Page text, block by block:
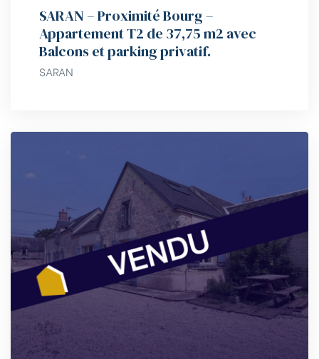
SARAN – Proximité Bourg –
Appartement T2 de 37,75 m2 avec
Balcons et parking privatif.
SARAN